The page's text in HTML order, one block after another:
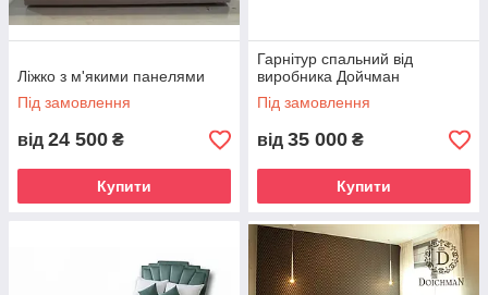
Ліжко з м'якими панелями
Під замовлення
від 24 500 ₴
Купити
Гарнітур спальний від
виробника Дойчман
Під замовлення
від 35 000 ₴
Купити